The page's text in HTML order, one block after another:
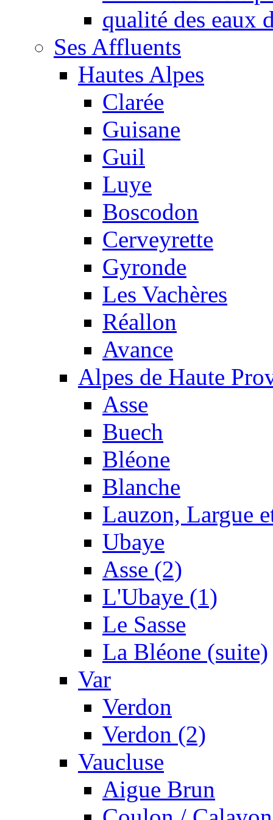
qualité des eaux
Ses Affluents
Hautes Alpes
Clarée
Guisane
Guil
Luye
Boscodon
Cerveyrette
Gyronde
Les Vachères
Réallon
Avance
Alpes de Haute
Asse
Buech
Bléone
Blanche
Lauzon, Largue
Ubaye
Asse (2)
L'Ubaye (1)
Le Sasse
La Bléone (suite)
Var
Verdon
Verdon (2)
Vaucluse
Aigue Brun